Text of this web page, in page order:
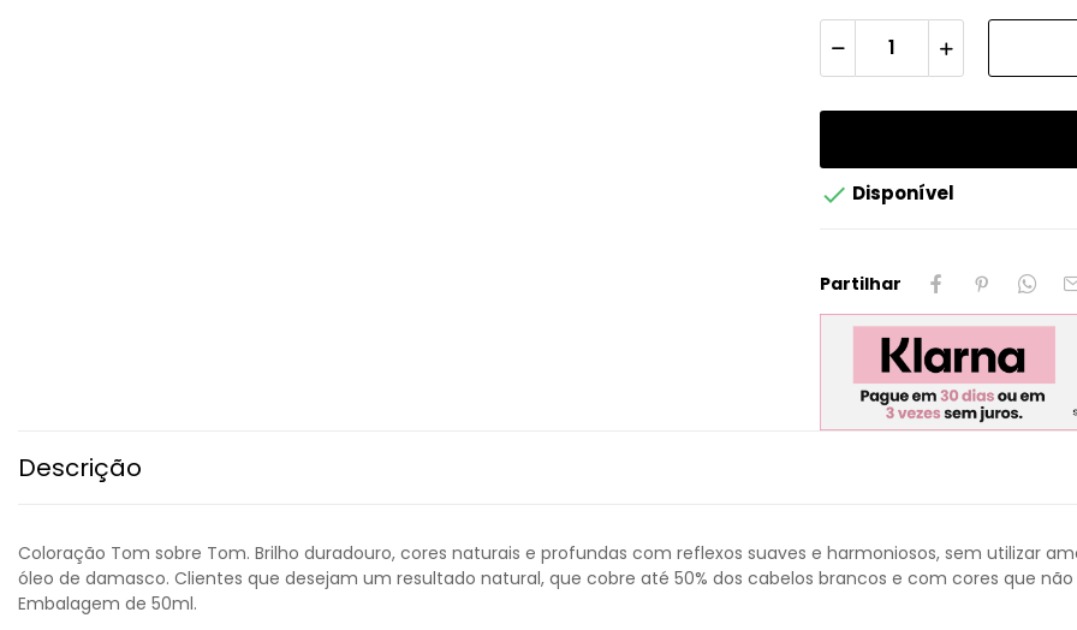
 Disponível
Partilhar
Descrição
Coloração Tom sobre Tom. Brilho duradouro, cores naturais e profundas com reflexos suaves e harmoniosos, sem utilizar
óleo de damasco. Clientes que desejam um resultado natural, que cobre até 50% dos cabelos brancos e com cores que
Embalagem de 50ml.